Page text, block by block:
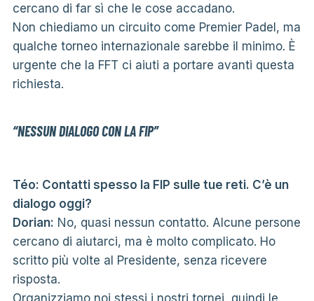
cercano di far sì che le cose accadano.
Non chiediamo un circuito come Premier Padel, ma
qualche torneo internazionale sarebbe il minimo. È
urgente che la FFT ci aiuti a portare avanti questa
richiesta.
“NESSUN DIALOGO CON LA FIP”
Téo: Contatti spesso la FIP sulle tue reti. C’è un
dialogo oggi?
Dorian: No, quasi nessun contatto. Alcune persone
cercano di aiutarci, ma è molto complicato. Ho
scritto più volte al Presidente, senza ricevere
risposta.
Organizziamo noi stessi i nostri tornei, quindi le